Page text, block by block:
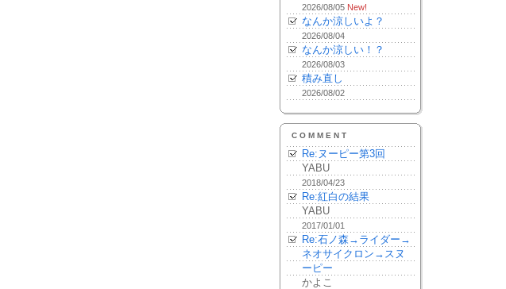
2026/08/05 New!
なんか涼しいよ？
2026/08/04
なんか涼しい！？
2026/08/03
積み直し
2026/08/02
COMMENT
Re:ヌーピー第3回
YABU
2018/04/23
Re:紅白の結果
YABU
2017/01/01
Re:石ノ森→ライダー→
ネオサイクロン→スヌ
ーピー
かよこ